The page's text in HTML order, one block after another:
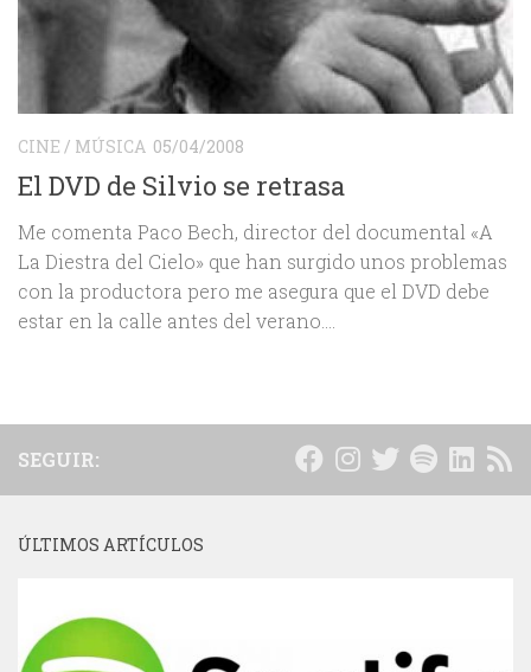
CINE / MÚSICA 05/04/2008
El DVD de Silvio se retrasa
Me comenta Paco Bech, director del documental «A
La Diestra del Cielo» que han surgido unos problemas
con la productora pero me asegura que el DVD debe
estar en la calle antes del verano....
SEGUIR:
ÚLTIMOS ARTÍCULOS